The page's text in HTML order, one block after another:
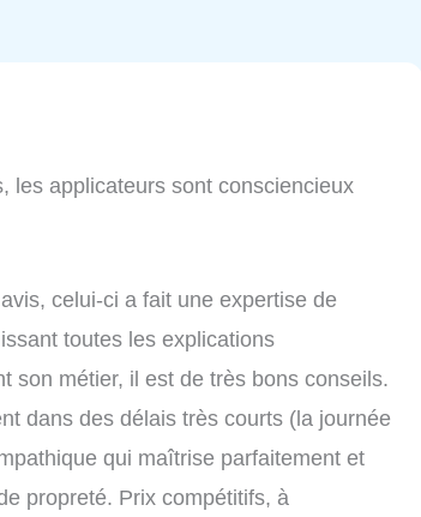
les applicateurs sont consciencieux
celui-ci a fait une expertise de
toutes les explications
son métier, il est de très bons conseils.
dans des délais très courts (la journée
qui maîtrise parfaitement et
propreté. Prix compétitifs, à